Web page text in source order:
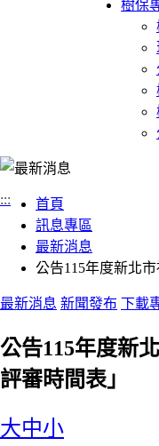
樹保
:::
首頁
訊息專區
最新消息
公告115年度新北
最新消息 新聞發布 下載
公告115年度新
評審時間表」
大中小